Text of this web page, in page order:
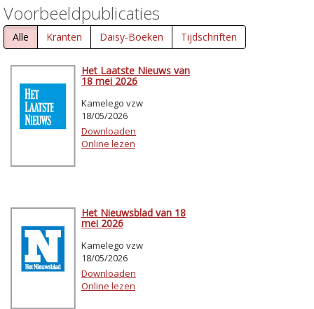
Voorbeeldpublicaties
Alle Kranten Daisy-Boeken Tijdschriften
Het Laatste Nieuws van
18 mei 2026
Kamelego vzw
18/05/2026
Downloaden
Online lezen
Het Nieuwsblad van 18
mei 2026
Kamelego vzw
18/05/2026
Downloaden
Online lezen